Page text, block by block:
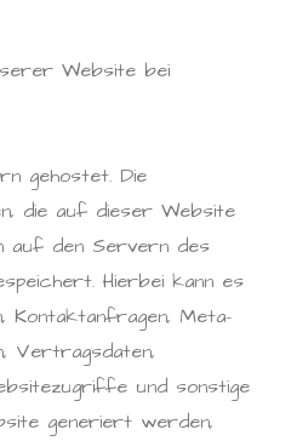
Website bei
gehostet. Die
die auf dieser Website
auf den Servern des
Hierbei kann es
Kontaktanfragen, Meta-
Vertragsdaten,
und sonstige
generiert werden,